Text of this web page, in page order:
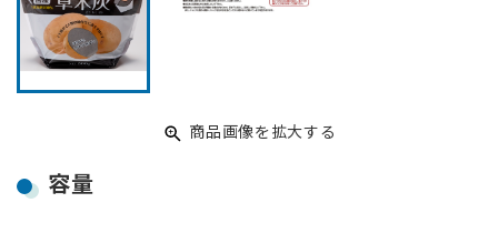
容量
商品画像を拡大する